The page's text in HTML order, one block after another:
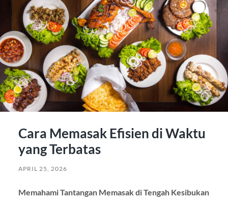
Cara Memasak Efisien di Waktu
yang Terbatas
APRIL 25, 2026
Memahami Tantangan Memasak di Tengah Kesibukan